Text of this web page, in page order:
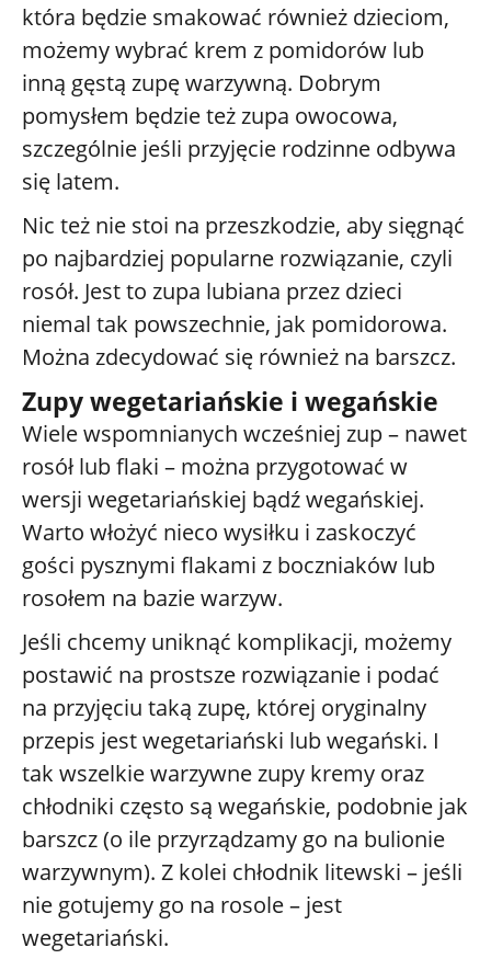
która będzie smakować również dzieciom,
możemy wybrać krem z pomidorów lub
inną gęstą zupę warzywną. Dobrym
pomysłem będzie też zupa owocowa,
szczególnie jeśli przyjęcie rodzinne odbywa
się latem.
Nic też nie stoi na przeszkodzie, aby sięgnąć
po najbardziej popularne rozwiązanie, czyli
rosół. Jest to zupa lubiana przez dzieci
niemal tak powszechnie, jak pomidorowa.
Można zdecydować się również na barszcz.
Zupy wegetariańskie i wegańskie
Wiele wspomnianych wcześniej zup – nawet
rosół lub flaki – można przygotować w
wersji wegetariańskiej bądź wegańskiej.
Warto włożyć nieco wysiłku i zaskoczyć
gości pysznymi flakami z boczniaków lub
rosołem na bazie warzyw.
Jeśli chcemy uniknąć komplikacji, możemy
postawić na prostsze rozwiązanie i podać
na przyjęciu taką zupę, której oryginalny
przepis jest wegetariański lub wegański. I
tak wszelkie warzywne zupy kremy oraz
chłodniki często są wegańskie, podobnie jak
barszcz (o ile przyrządzamy go na bulionie
warzywnym). Z kolei chłodnik litewski – jeśli
nie gotujemy go na rosole – jest
wegetariański.